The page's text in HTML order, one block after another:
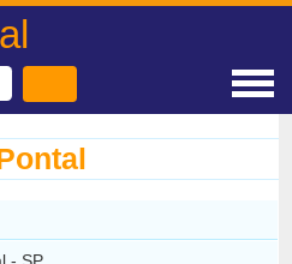
- SP